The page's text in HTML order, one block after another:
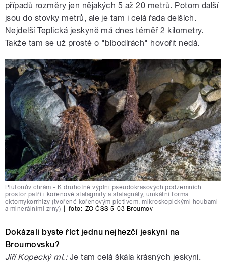
případů rozměry jen nějakých 5 až 20 metrů. Potom další
jsou do stovky metrů, ale je tam i celá řada delších.
Nejdelší Teplická jeskyně má dnes téměř 2 kilometry.
Takže tam se už prostě o "blbodírách" hovořit nedá.
Plutonův chrám - K druhotné výplni pseudokrasových podzemních
prostor patří i kořenové stalagmity a stalagnáty, unikátní forma
ektomykorrhizy (tvořené kořenovým pletivem, mikroskopickými houbami
a minerálními zrny)
foto: ZO ČSS 5-03 Broumov
Dokázali byste říct jednu nejhezčí jeskyni na
Broumovsku?
Jiří Kopecký ml.:Je tam celá škála krásných jeskyní.